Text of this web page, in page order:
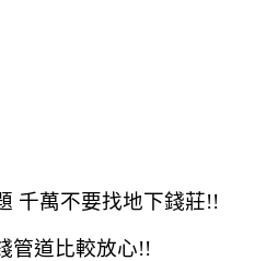
千萬不要找地下錢莊!!
管道比較放心!!